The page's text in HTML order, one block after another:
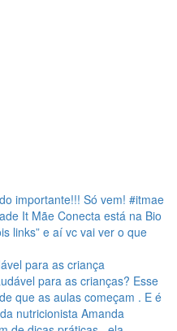
para as criança